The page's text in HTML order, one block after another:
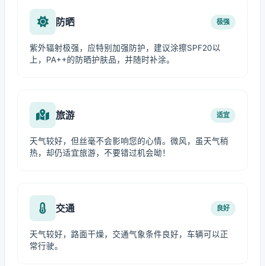
防晒 极强
紫外辐射极强，应特别加强防护，建议涂擦SPF20以
上，PA++的防晒护肤品，并随时补涂。
旅游 适宜
天气较好，但丝毫不会影响您的心情。微风，虽天气稍
热，却仍适宜旅游，不要错过机会呦！
交通 良好
天气较好，路面干燥，交通气象条件良好，车辆可以正
常行驶。